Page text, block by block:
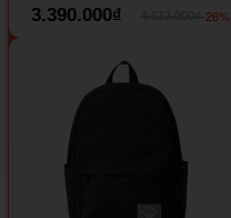
3.390.000₫
-26%